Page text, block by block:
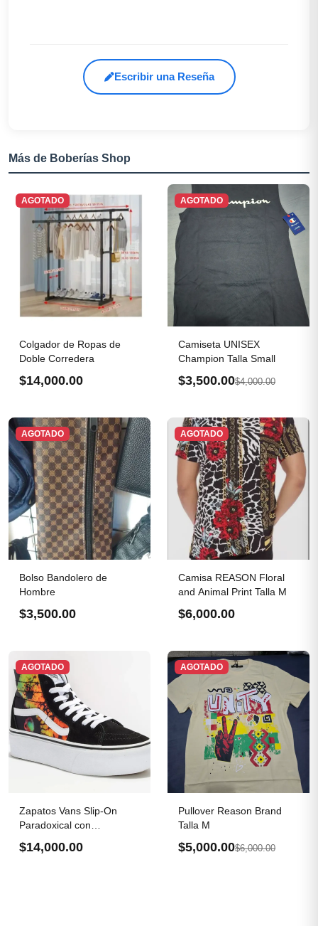
Escribir una Reseña
Más de Boberías Shop
AGOTADO
Colgador de Ropas de
Doble Corredera
$14,000.00
AGOTADO
Camiseta UNISEX
Champion Talla Small
$3,500.00$4,000.00
AGOTADO
Bolso Bandolero de
Hombre
$3,500.00
AGOTADO
Camisa REASON Floral
and Animal Print Talla M
$6,000.00
AGOTADO
Zapatos Vans Slip-On
Paradoxical con
$14,000.00
AGOTADO
Pullover Reason Brand
Talla M
$5,000.00$6,000.00